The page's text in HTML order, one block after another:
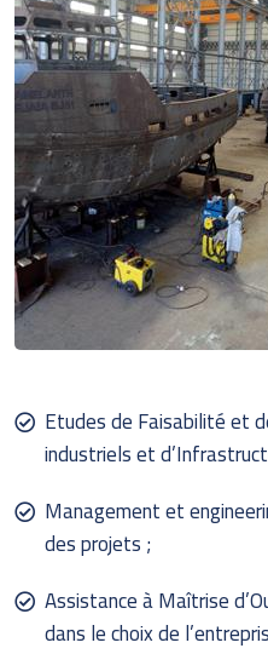
Etudes de Faisabilité et
industriels et
Management et
des projets ;
Assistance à Maîtrise
dans le choix de